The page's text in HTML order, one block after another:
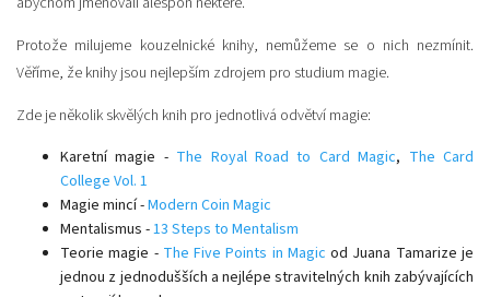
Protože milujeme kouzelnické knihy, nemůžeme se o nich nezmínit.
Věříme, že knihy jsou nejlepším zdrojem pro studium magie.
Zde je několik skvělých knih pro jednotlivá odvětví magie:
Karetní magie - The Royal Road to Card Magic, The Card
College Vol. 1
Magie mincí -Modern Coin Magic
Mentalismus -13 Steps to Mentalism
Teorie magie - The Five Points in Magic od Juana Tamarize je
jednou z jednodušších a nejlépe stravitelných knih zabývajících